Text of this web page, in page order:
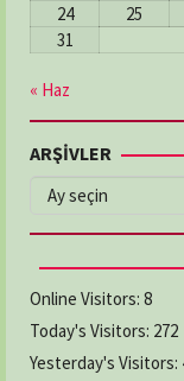
24
25
31
« Haz
ARŞİVLER
ARŞİVLER
Online Visitors: 8
Today's Visitors: 272
Yesterday's Visitors: